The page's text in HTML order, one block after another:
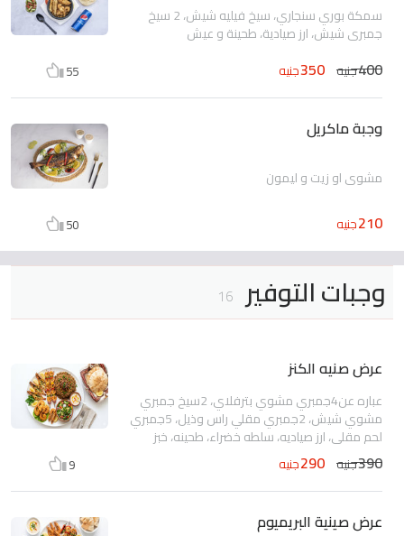
سمكة بوري سنجاري، سيخ فيليه شيش، 2 سيخ
جمبري شيش، ارز صيادية، طحينة و عيش
400جنيه 350جنيه 55
وجبة ماكريل
مشوي او زيت و ليمون
210جنيه 50
وجبات التوفير 16
عرض صنيه الكنز
عباره عن4جمبري مشوي بترفلاي، 2سيخ جمبري
مشوي شيش، 2جمبري مقلي راس وذيل، 5جمبري
لحم مقلي، ارز صياديه، سلطه خضراء، طحينه، خبز
بلدي
390جنيه 290جنيه 9
عرض صينية البريميوم